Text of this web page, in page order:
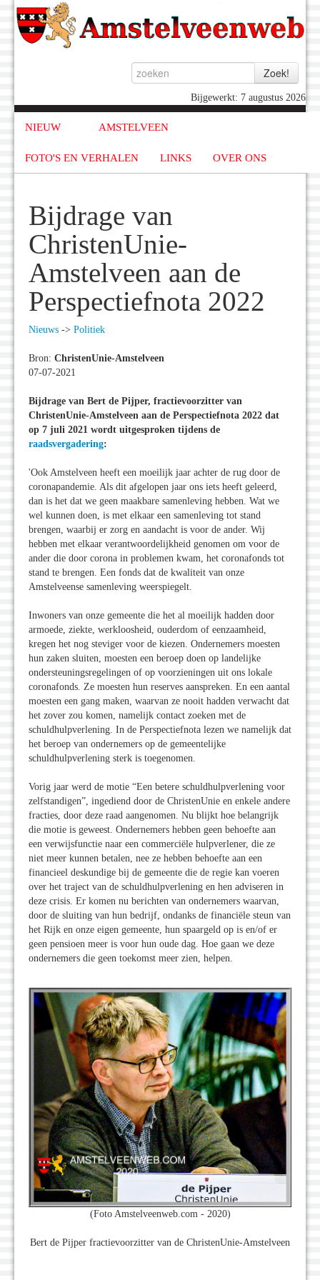
Bijgewerkt: 7 augustus 2026
NIEUW AMSTELVEEN
FOTO'S EN VERHALEN LINKS OVER ONS
Bijdrage van
ChristenUnie-
Amstelveen aan de
Perspectiefnota 2022
Nieuws -> Politiek
Bron: ChristenUnie-Amstelveen
07-07-2021
Bijdrage van Bert de Pijper, fractievoorzitter van
ChristenUnie-Amstelveen aan de Perspectiefnota 2022 dat
op 7 juli 2021 wordt uitgesproken tijdens de
raadsvergadering:
'Ook Amstelveen heeft een moeilijk jaar achter de rug door de
coronapandemie. Als dit afgelopen jaar ons iets heeft geleerd,
dan is het dat we geen maakbare samenleving hebben. Wat we
wel kunnen doen, is met elkaar een samenleving tot stand
brengen, waarbij er zorg en aandacht is voor de ander. Wij
hebben met elkaar verantwoordelijkheid genomen om voor de
ander die door corona in problemen kwam, het coronafonds tot
stand te brengen. Een fonds dat de kwaliteit van onze
Amstelveense samenleving weerspiegelt.
Inwoners van onze gemeente die het al moeilijk hadden door
armoede, ziekte, werkloosheid, ouderdom of eenzaamheid,
kregen het nog steviger voor de kiezen. Ondernemers moesten
hun zaken sluiten, moesten een beroep doen op landelijke
ondersteuningsregelingen of op voorzieningen uit ons lokale
coronafonds. Ze moesten hun reserves aanspreken. En een aantal
moesten een gang maken, waarvan ze nooit hadden verwacht dat
het zover zou komen, namelijk contact zoeken met de
schuldhulpverlening. In de Perspectiefnota lezen we namelijk dat
het beroep van ondernemers op de gemeentelijke
schuldhulpverlening sterk is toegenomen.
Vorig jaar werd de motie “Een betere schuldhulpverlening voor
zelfstandigen”, ingediend door de ChristenUnie en enkele andere
fracties, door deze raad aangenomen. Nu blijkt hoe belangrijk
die motie is geweest. Ondernemers hebben geen behoefte aan
een verwijsfunctie naar een commerciële hulpverlener, die ze
niet meer kunnen betalen, nee ze hebben behoefte aan een
financieel deskundige bij de gemeente die de regie kan voeren
over het traject van de schuldhulpverlening en hen adviseren in
deze crisis. Er komen nu berichten van ondernemers waarvan,
door de sluiting van hun bedrijf, ondanks de financiële steun van
het Rijk en onze eigen gemeente, hun spaargeld op is en/of er
geen pensioen meer is voor hun oude dag. Hoe gaan we deze
ondernemers die geen toekomst meer zien, helpen.
(Foto Amstelveenweb.com - 2020)
Bert de Pijper fractievoorzitter van de ChristenUnie-Amstelveen